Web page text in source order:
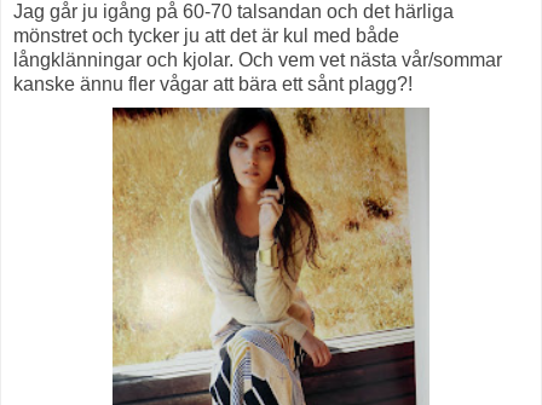
Jag går ju igång på 60-70 talsandan och det härliga
mönstret och tycker ju att det är kul med både
långklänningar och kjolar. Och vem vet nästa vår/sommar
kanske ännu fler vågar att bära ett sånt plagg?!